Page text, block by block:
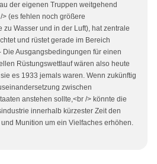
der eigenen Truppen weitgehend
(es fehlen noch größere
zu Wasser und in der Luft), hat zentrale
und rüstet gerade im Bereich
Die Ausgangsbedingungen für einen
Rüstungswettlauf wären also heute
es 1933 jemals waren. Wenn zukünftig
zwischen
anstehen sollte,<br /> könnte die
innerhalb kürzester Zeit den
Munition um ein Vielfaches erhöhen.